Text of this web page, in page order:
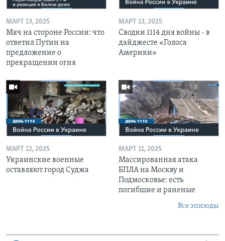
МАРТ 13, 2025
Мяч на стороне России: что
ответил Путин на
предложение о
прекращении огня
МАРТ 13, 2025
Сводки 1114 дня войны - в
дайджесте «Голоса
Америки»
МАРТ 12, 2025
Украинские военные
оставляют город Суджа
МАРТ 11, 2025
Массированная атака
БПЛА на Москву и
Подмосковье: есть
погибшие и раненые
Все эпизоды